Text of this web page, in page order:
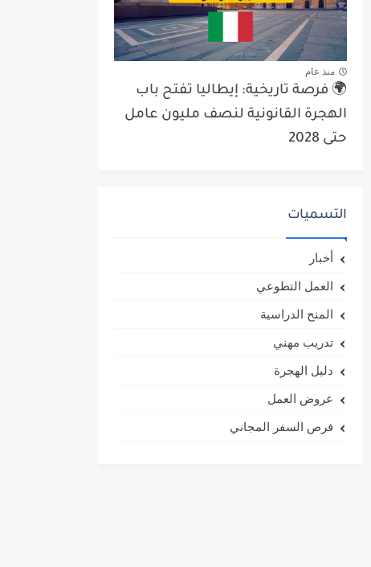
منذ عام
🌍 فرصة تاريخية: إيطاليا تفتح باب
الهجرة القانونية لنصف مليون عامل
حتى 2028
التسميات
أخبار
العمل التطوعي
المنح الدراسية
تدريب مهني
دليل الهجرة
عروض العمل
فرص السفر المجاني